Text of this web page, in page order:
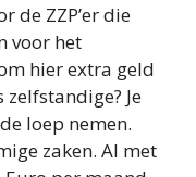
de ZZP’er die
voor het
hier extra geld
Je
loep nemen.
zaken. Al met